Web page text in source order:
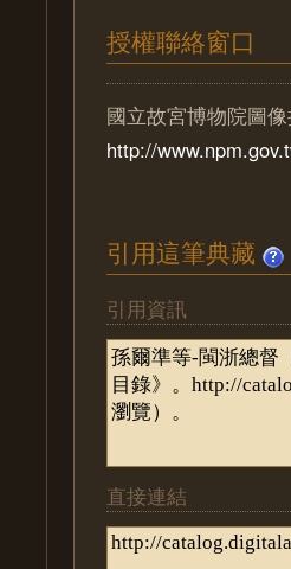
授權聯絡窗口
國立故宮博物院圖
http://
引用這筆典藏
引用資訊
直接連結